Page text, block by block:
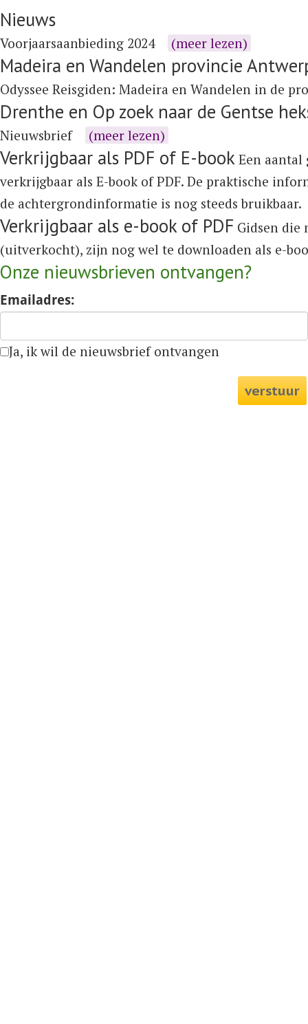
Nieuws
Voorjaarsaanbieding 2024 (meer lezen)
Madeira en Wandelen provincie
Odyssee Reisgiden: Madeira en Wandelen in de
Drenthe en Op zoek naar de Gentse
Nieuwsbrief (meer lezen)
Verkrijgbaar als PDF of E-book Een
verkrijgbaar als E-book of PDF. De praktische
de achtergrondinformatie is nog steeds bruikbaar.
Verkrijgbaar als e-book of PDF Gidsen die
(uitverkocht), zijn nog wel te downloaden als e-
Onze nieuwsbrieven ontvangen?
Emailadres:
Ja, ik wil de nieuwsbrief ontvangen
verstuur